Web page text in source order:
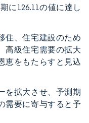
に126.11の値に達し
住、住宅建設のため
高級住宅需要の拡大
恵をもたらすと見込
を拡大させ、予測期
需要に寄与すると予